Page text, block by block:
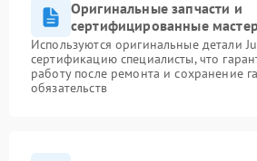
Оригинальные запчасти и
сертифицированные
Используются оригинальные детали
сертификацию специалисты, что
работу после ремонта и сохранение
обязательств